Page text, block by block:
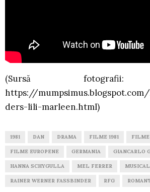
(Sursă fotografii:
https://
ders-lili-marleen.html)
1981 DAN DRAMA FILME 1981 FILME
FILME EUROPENE GERMANIA GIANCARLO
HANNA SCHYGULLA MEL FERRER MUSICAL
RAINER WERNER FASSBINDER RFG